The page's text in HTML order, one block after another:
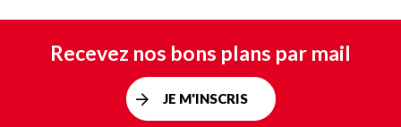
Recevez nos bons plans par mail
JE M'INSCRIS